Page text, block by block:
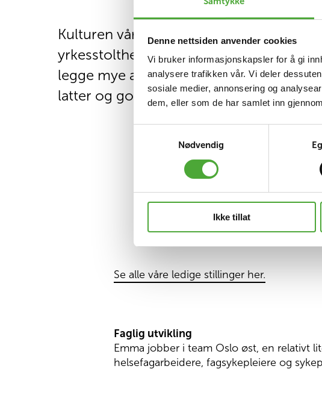
Denne nettsiden anvender cookies
Vi bruker informasjonskapsler for å gi
analysere trafikken vår. Vi deler
sosiale medier, annonsering og
dem, eller som de har samlet inn
Nødvendig
Ikke tillat
Kulturen vår er preget av positiv drive og
yrkesstolthet, i tillegg til at man får ta
legge mye av seg selv i jobben. Ikke
latter og godt humør hos oss!
Se alle våre ledige stillinger her.
Faglig utvikling
Emma jobber i team Oslo øst, en relativt
helsefagarbeidere, fagsykepleiere og